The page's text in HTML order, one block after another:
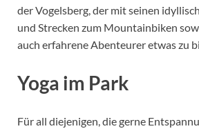
der Vogelsberg, der mit seinen
und Strecken zum Mountainbiken
auch erfahrene Abenteurer etwas zu
Yoga im Park
Für all diejenigen, die gerne